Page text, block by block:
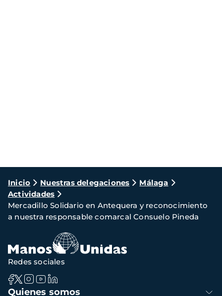
Ruta
de
navegación
Inicio Nuestras delegaciones
Málaga
Actividades
Mercadillo Solidario en Antequera y reconocimiento
a nuestra responsable comarcal Consuelo Pineda
Navegación
Quienes somos
Redes sociales